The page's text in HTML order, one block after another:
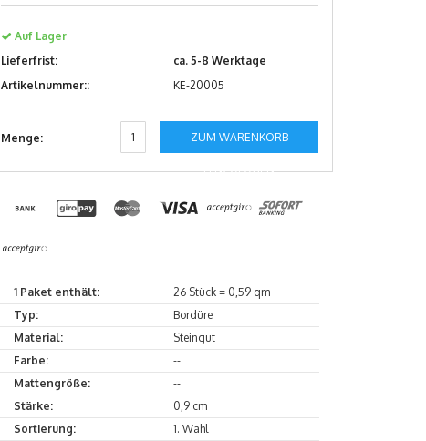
Auf Lager
Lieferfrist:
ca. 5-8 Werktage
Artikelnummer::
KE-20005
Menge: ZUM WARENKORB
HINZUFÜGEN
1 Paket enthält:
26 Stück = 0,59 qm
Typ:
Bordüre
Material:
Steingut
Farbe:
--
Mattengröße:
--
Stärke:
0,9 cm
Sortierung:
1. Wahl